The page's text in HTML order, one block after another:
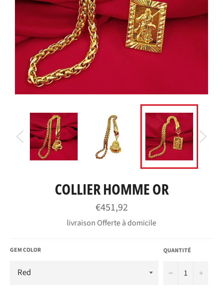
COLLIER HOMME OR
Prix
régulier
€451,92
livraison Offerte à domicile
GEM COLOR QUANTITÉ
− +